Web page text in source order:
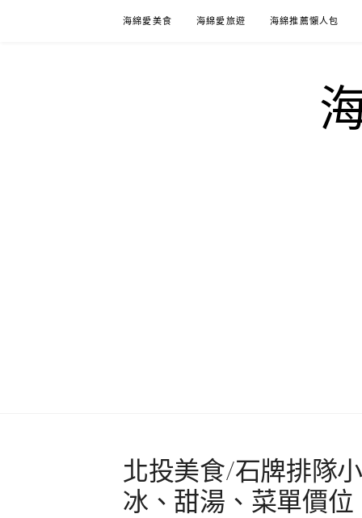
海綿愛美食 海綿愛旅遊 海綿推薦懶人包
北投美食/石牌排隊
冰、甜湯、菜單價